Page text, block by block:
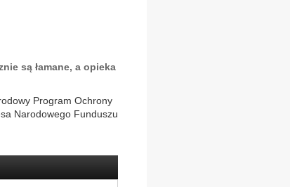
są łamane, a opieka
Program Ochrony
Narodowego Funduszu